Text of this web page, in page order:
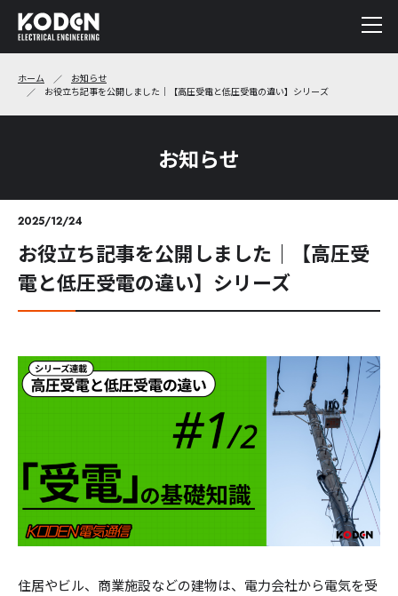
ホーム
お知らせ
お役立ち記事を公開しました｜【高圧受電と低圧受電の違い】シリーズ
お知らせ
2025/12/24
お役立ち記事を公開しました｜【高圧受
電と低圧受電の違い】シリーズ
住居やビル、商業施設などの建物は、電力会社から電気を受